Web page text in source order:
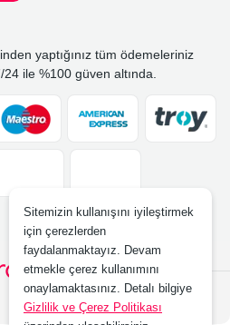
yaptığınız tüm ödemeleriniz
24 ile %100 güven altında.
Sitemizin kullanışını iyileştirmek
için çerezlerden
faydalanmaktayız. Devam
etmekle çerez kullanımını
onaylamaktasınız. Detalı bilgiye
Gizlilik ve Çerez Politikası